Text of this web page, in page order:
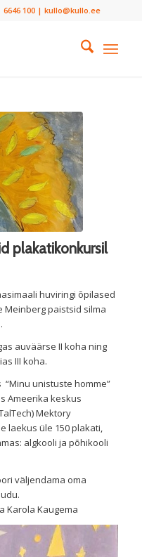
6646 100 | kullo@kullo.ee
plakatikonkursil
huviringi õpilased
Meinberg paistsid silma
auväärse II koha ning
III koha.
unistuste homme”
Ameerika keskus
Mektory
laekus üle 150 plakati,
algkooli ja põhikooli
väljendama oma
Karola Kaugema